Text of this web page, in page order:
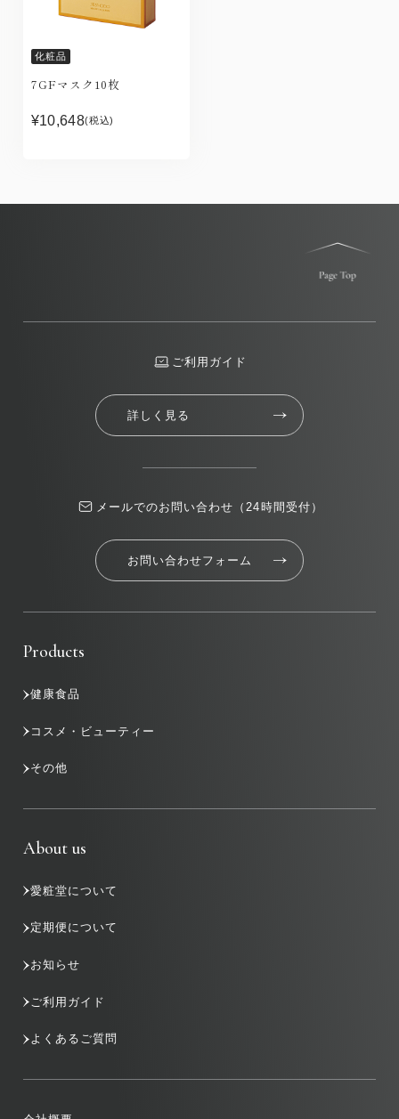
化粧品
7GFマスク10枚
¥10,648(税込)
ご利用ガイド
詳しく見る
メールでのお問い合わせ（24時間受付）
お問い合わせフォーム
Products
健康食品
コスメ・ビューティー
その他
About us
愛粧堂について
定期便について
お知らせ
ご利用ガイド
よくあるご質問